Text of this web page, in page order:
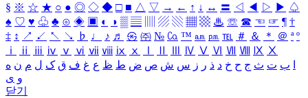
§ ※ ☆ ★ ○ ● ◎ ◇ ◆ □ ■ △ ▽ → ← ↑ ↓ ↔ 〓 ◁ ◀ ▷ ▶ ♤
♠ ♡ ♥ ♧ ♣ ⊙ ◈ ▣ ◐ ◑ ▒ ▤ ▨ ▧ ▦ ▩ ♨ ☏ ☎ ☜ ☞ ¶ †
‡ ↕ ↗ ↙ ↖ ↘ ♭ ♩ ♪ ♬ ㉿ ㈜ № ㏇ ™ ㏂ ㏘ ℡ ＃ ＆ ＊ ＠ ª º
ⅰ
ⅱ ⅲ ⅳ ⅴ ⅵ ⅶ ⅷ ⅸ ⅹ Ⅳ Ⅴ Ⅵ Ⅶ Ⅷ Ⅸ Ⅹ
ب ت ث ج ح خ د ذ ر ز س ش ص ض ط ظ ع غ ف ق ک ل م ن ه
و ی
닫기